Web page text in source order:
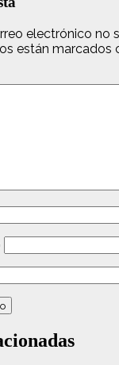
electrónico no
están marcados